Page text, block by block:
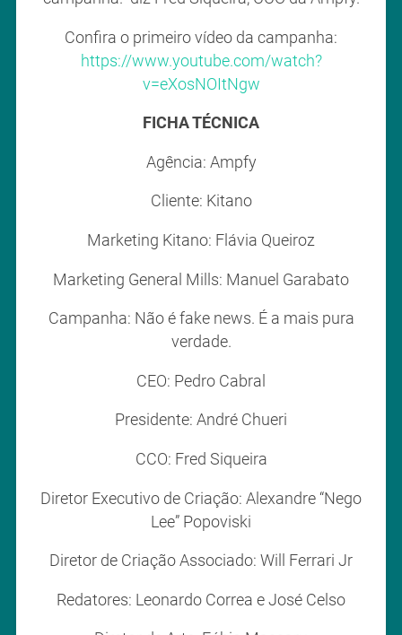
Confira o primeiro vídeo da campanha:
https://www.youtube.com/watch?
v=eXosNOItNgw
FICHA TÉCNICA
Agência: Ampfy
Cliente: Kitano
Marketing Kitano: Flávia Queiroz
Marketing General Mills: Manuel Garabato
Campanha: Não é fake news. É a mais pura
verdade.
CEO: Pedro Cabral
Presidente: André Chueri
CCO: Fred Siqueira
Diretor Executivo de Criação: Alexandre “Nego
Lee” Popoviski
Diretor de Criação Associado: Will Ferrari Jr
Redatores: Leonardo Correa e José Celso